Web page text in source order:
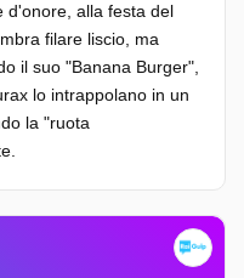
d'onore, alla festa del
filare liscio, ma
il suo "Banana Burger",
lo intrappolano in un
la "ruota